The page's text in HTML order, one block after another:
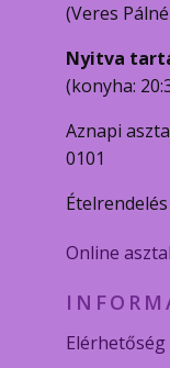
(Veres
Nyitva
(konyha:
Aznapi
0101
Online
Elérhetőség